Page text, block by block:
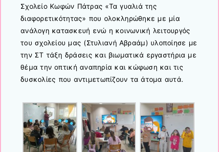
Σχολείο Κωφών Πάτρας «Τα γυαλιά της
διαφορετικότητας» που ολοκληρώθηκε με μία
ανάλογη κατασκευή ενώ η κοινωνική λειτουργός
του σχολείου μας (Στυλιανή Αβραάμ) υλοποίησε με
την ΣΤ τάξη δράσεις και βιωματικά εργαστήρια με
θέμα την οπτική αναπηρία και κώφωση και τις
δυσκολίες που αντιμετωπίζουν τα άτομα αυτά.